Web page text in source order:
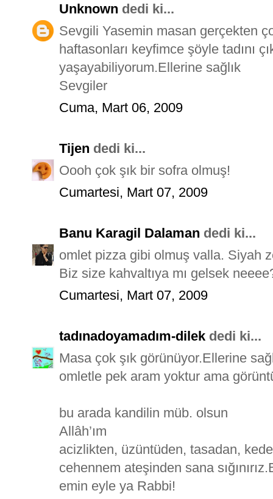
Unknown dedi ki...
Sevgili Yasemin masan gerçekten
haftasonları keyfimce şöyle tadını
yaşayabiliyorum.Ellerine sağlık
Sevgiler
Cuma, Mart 06, 2009
Tijen dedi ki...
Oooh çok şık bir sofra olmuş!
Cumartesi, Mart 07, 2009
Banu Karagil Dalaman dedi ki...
omlet pizza gibi olmuş valla. Siyah
Biz size kahvaltıya mı gelsek
Cumartesi, Mart 07, 2009
tadınadoyamadım-dilek dedi ki...
Masa çok şık görünüyor.Ellerine
omletle pek aram yoktur ama
bu arada kandilin müb. olsun
Allâh’ım
acizlikten, üzüntüden, tasadan,
cehennem ateşinden sana
emin eyle ya Rabbi!